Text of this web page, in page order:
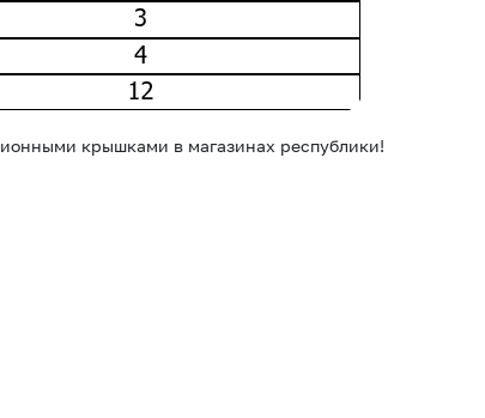
крышками в магазинах республики!